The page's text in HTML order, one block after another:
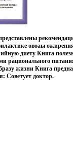
овоаы
диету Книга
рационального
жизни Книга
Советует доктор.